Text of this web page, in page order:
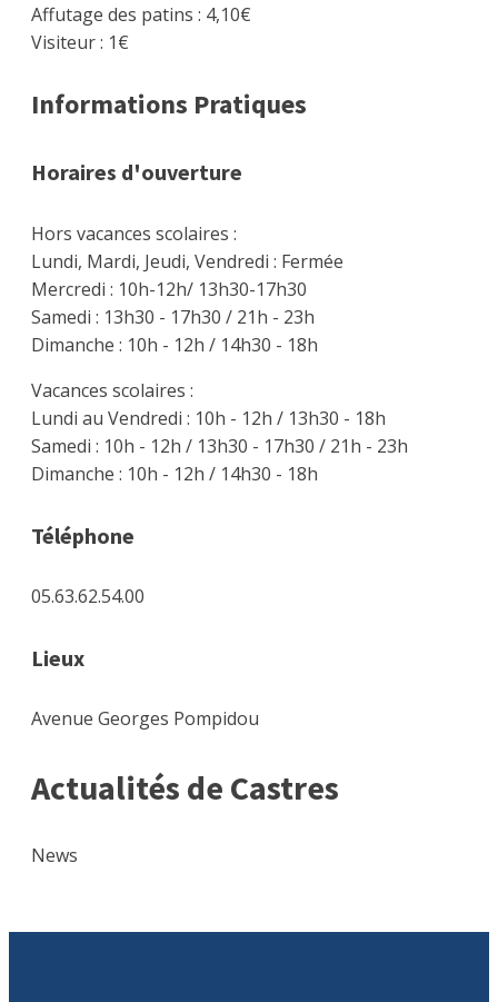
Affutage des patins : 4,10€
Visiteur : 1€
Informations Pratiques
Horaires d'ouverture
Hors vacances scolaires :
Lundi, Mardi, Jeudi, Vendredi : Fermée
Mercredi : 10h-12h/ 13h30-17h30
Samedi : 13h30 - 17h30 / 21h - 23h
Dimanche : 10h - 12h / 14h30 - 18h
Vacances scolaires :
Lundi au Vendredi : 10h - 12h / 13h30 - 18h
Samedi : 10h - 12h / 13h30 - 17h30 / 21h - 23h
Dimanche : 10h - 12h / 14h30 - 18h
Téléphone
05.63.62.54.00
Lieux
Avenue Georges Pompidou
Actualités de Castres
News